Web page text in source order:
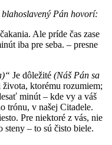
Pán hovorí:
Ale príde čas zase
iba pre seba. – presne
Je dôležité (Náš Pán sa
života, ktorému rozumiem;
minút – kde vy a váš
trónu, v našej Citadele.
Pre niektoré z vás, nie
steny – to sú čisto biele.